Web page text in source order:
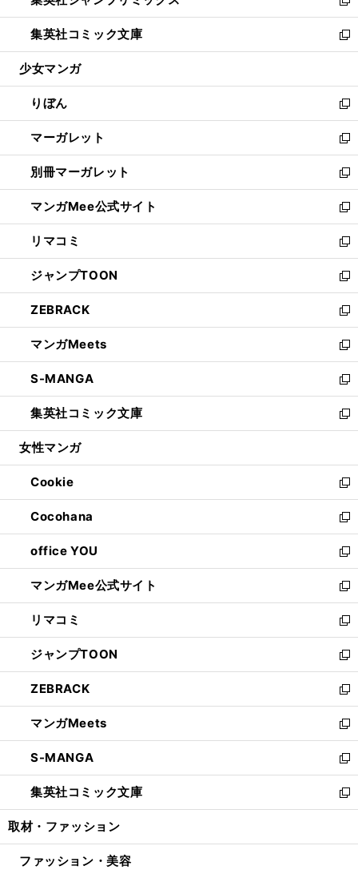
開
く
ウ
で
開
ン
ド
ウ
開
く
ウ
ィ
ン
ウ
で
開
く
新
し
い
ウ
ン
ド
ウ
で
開
く
集英社コミック文庫
新
し
ウ
ィ
ン
ド
ウ
で
開
く
少女マンガ
りぼん
新
し
い
ウ
ィ
ン
ド
ウ
で
開
く
マーガレット
新
し
い
ウ
ィ
ン
ド
ウ
で
開
く
別冊マーガレット
新
し
い
ウ
ィ
ン
ド
ウ
で
開
く
マンガMee公式サイト
新
し
い
ウ
ィ
ン
ド
ウ
で
開
く
リマコミ
新
し
い
ウ
ィ
ン
ド
ウ
で
開
く
ジャンプTOON
新
し
い
ウ
ィ
ン
ド
ウ
で
開
ZEBRACK
新
し
い
ウ
ィ
ン
ド
ウ
開
く
マンガMeets
新
し
い
ウ
ィ
ン
ウ
で
開
く
S-MANGA
新
し
い
ウ
ン
ド
ウ
で
開
く
集英社コミック文庫
新
し
ウ
ィ
ン
ド
ウ
で
開
く
女性マンガ
Cookie
新
し
い
ウ
ィ
ン
ド
ウ
で
開
く
Cocohana
新
し
い
ウ
ィ
ン
ド
ウ
で
開
く
office YOU
新
し
い
ウ
ィ
ン
ド
ウ
で
開
く
マンガMee公式サイト
新
し
い
ウ
ィ
ン
ド
ウ
で
開
く
リマコミ
新
し
い
ウ
ィ
ン
ド
ウ
で
開
く
ジャンプTOON
新
し
い
ウ
ィ
ン
ド
ウ
で
開
ZEBRACK
新
し
い
ウ
ィ
ン
ド
ウ
開
マンガMeets
新
し
い
ウ
ィ
ン
ウ
S-MANGA
新
し
い
ウ
ン
集英社コミック文庫
新
し
ウ
取材・ファッション
ファッション・美容